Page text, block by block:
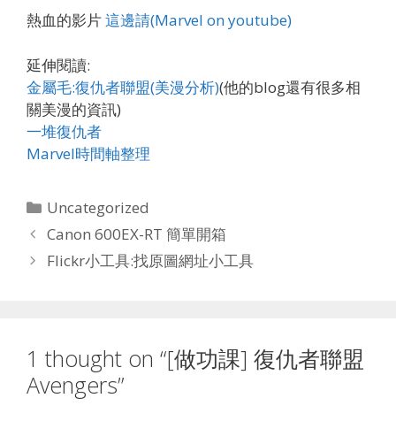
熱血的影片這邊請(Marvel on youtube)
延伸閱讀:
金屬毛:復仇者聯盟(美漫分析)(他的blog還有很多相
關美漫的資訊)
一堆復仇者
Marvel時間軸整理
Categories
Uncategorized
Canon 600EX-RT 簡單開箱
Flickr小工具:找原圖網址小工具
1 thought on “[做功課] 復仇者聯盟
Avengers”